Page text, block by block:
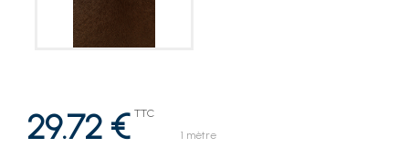
29.72 € TTC
1 mètre